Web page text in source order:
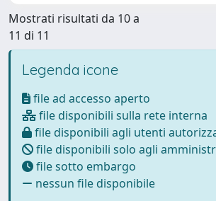
Mostrati risultati da 10 a
11 di 11
Legenda icone
file ad accesso aperto
file disponibili sulla rete interna
file disponibili agli utenti
file disponibili solo agli
file sotto embargo
nessun file disponibile